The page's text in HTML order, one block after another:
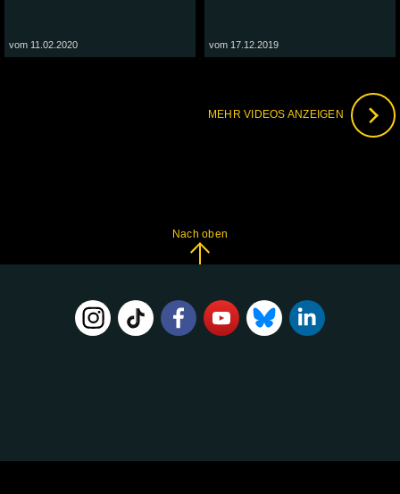
vom 11.02.2020 vom 17.12.2019
MEHR VIDEOS ANZEIGEN
Nach oben